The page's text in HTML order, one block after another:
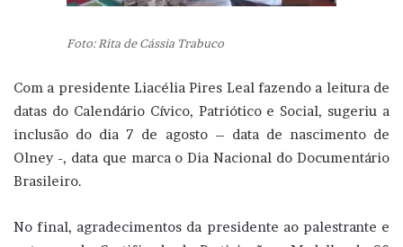
Foto: Rita de Cássia Trabuco
Com a presidente Liacélia Pires Leal fazendo a leitura de
datas do Calendário Cívico, Patriótico e Social, sugeriu a
inclusão do dia 7 de agosto – data de nascimento de
Olney -, data que marca o Dia Nacional do Documentário
Brasileiro.
No final, agradecimentos da presidente ao palestrante e